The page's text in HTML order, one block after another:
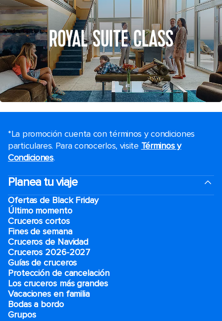
ROYAL SUITE CLASS
*La promoción cuenta con términos y condiciones
particulares. Para conocerlos, visite Términos y
Condiciones.
Planea tu viaje
Ofertas de Black Friday
Último momento
Cruceros cortos
Fines de semana
Cruceros de Navidad
Cruceros 2026-2027
Guías de cruceros
Protección de cancelación
Los cruceros más grandes
Vacaciones en familia
Bodas a bordo
Grupos